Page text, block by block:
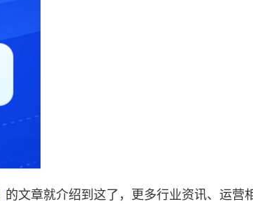
的文章就介绍到这了，更多行业资讯、运营